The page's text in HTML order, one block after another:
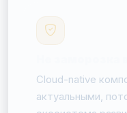
Cloud-native
актуальными,